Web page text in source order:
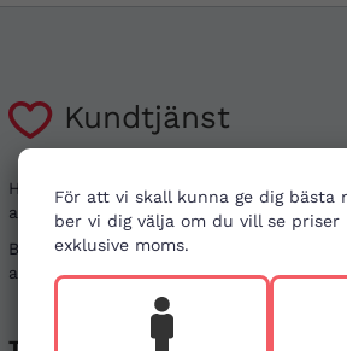
För att vi skall kunna ge dig bästa
ber vi dig välja om du vill se priser
exklusive moms.
Kundtjänst
Har du frågor kring din beställning, eller
av vägledning?
Besök gärna våravanliga frågor
att kontakta oss genom alternativen